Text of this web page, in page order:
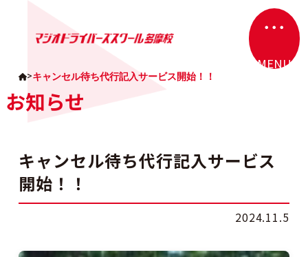
・・・
MENU
>キャンセル待ち代行記入サービス開始！！
お知らせ
キャンセル待ち代行記入サービス
開始！！
2024.11.5